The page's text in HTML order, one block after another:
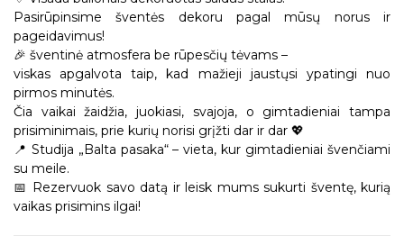
Pasirūpinsime šventės dekoru pagal mūsų norus ir
pageidavimus!
🎉 šventinė atmosfera be rūpesčių tėvams –
viskas apgalvota taip, kad mažieji jaustųsi ypatingi nuo
pirmos minutės.
Čia vaikai žaidžia, juokiasi, svajoja, o gimtadieniai tampa
prisiminimais, prie kurių norisi grįžti dar ir dar 💖
📍 Studija „Balta pasaka“ – vieta, kur gimtadieniai švenčiami
su meile.
📅 Rezervuok savo datą ir leisk mums sukurti šventę, kurią
vaikas prisimins ilgai!